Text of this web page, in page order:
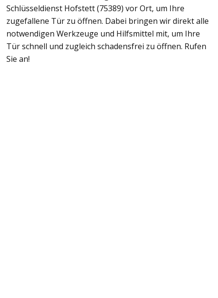
Schlüsseldienst Hofstett (75389) vor Ort, um Ihre
zugefallene Tür zu öffnen. Dabei bringen wir direkt alle
notwendigen Werkzeuge und Hilfsmittel mit, um Ihre
Tür schnell und zugleich schadensfrei zu öffnen. Rufen
Sie an!